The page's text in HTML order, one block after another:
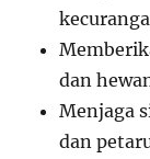
dan
Menjaga
dan